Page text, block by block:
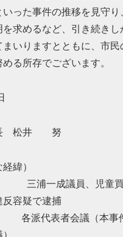
った事件の推移を見守り
求めるなど、引き続きし
まいりますとともに、市民
る所存でございます。
長 松井 努
緯）
一成議員、児童買
反容疑で逮捕
表者会議（本事件